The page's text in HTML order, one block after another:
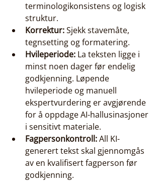
terminologikonsistens og logisk
struktur.
Korrektur: Sjekk stavemåte,
tegnsetting og formatering.
Hvileperiode: La teksten ligge i
minst noen dager før endelig
godkjenning. Løpende
hvileperiode og manuell
ekspertvurdering er avgjørende
for å oppdage AI-hallusinasjoner
i sensitivt materiale.
Fagpersonkontroll: All KI-
generert tekst skal gjennomgås
av en kvalifisert fagperson før
godkjenning.